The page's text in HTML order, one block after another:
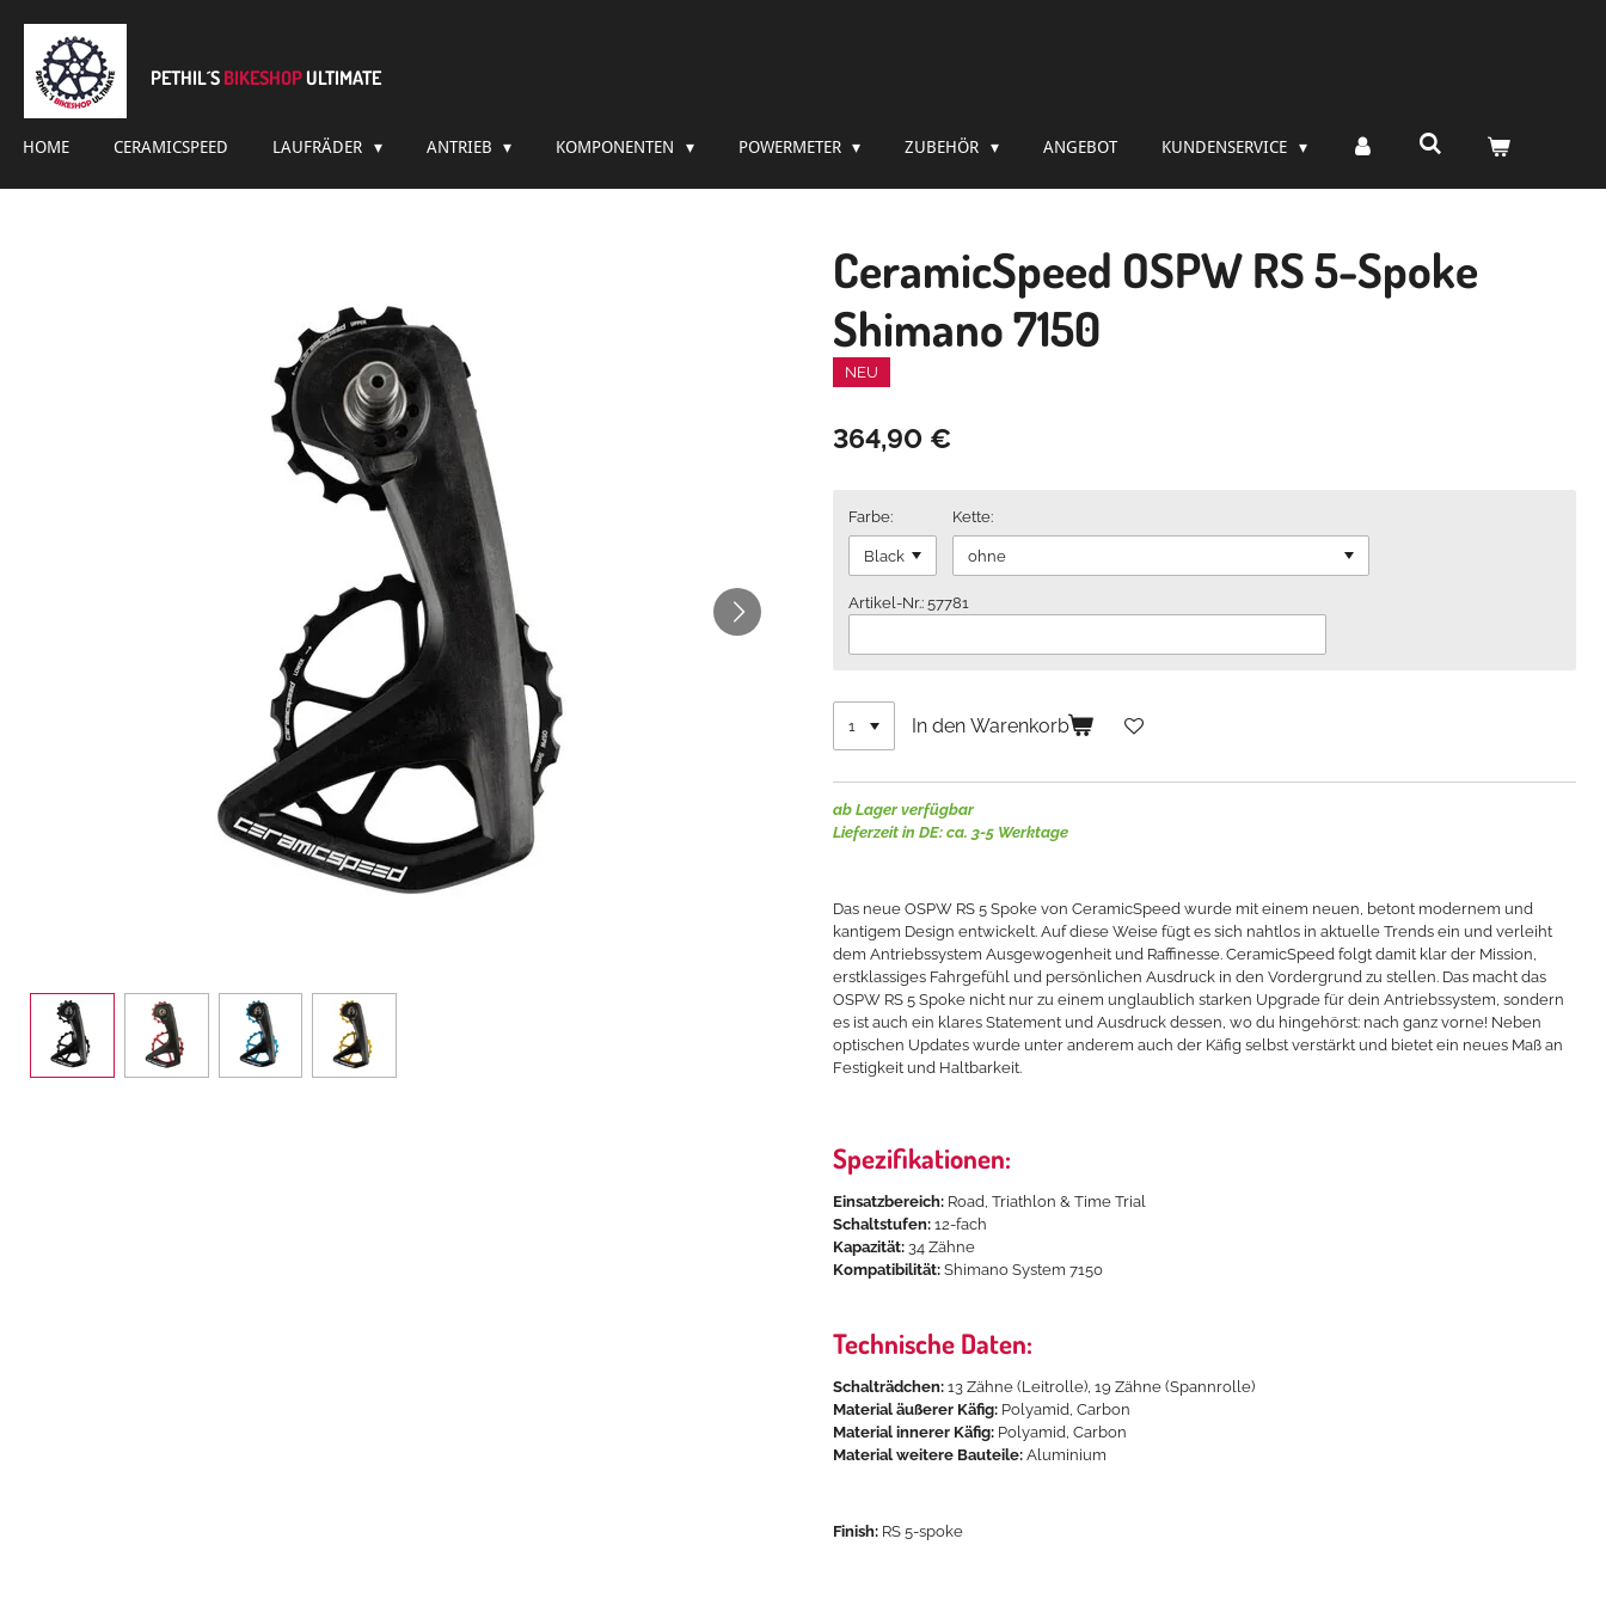
Zum
Hauptinhalt
springen
PETHIL´S BIKESHOP ULTIMATE
HOME CERAMICSPEED LAUFRÄDER ANTRIEB KOMPONENTEN POWERMETER ZUBEHÖR ANGEBOT KUNDENSERVICE
CeramicSpeed OSPW RS 5-Spoke
Shimano 7150
NEU
364,90 €
Farbe: Kette:
Artikel-Nr.: 57781
In den Warenkorb
ab Lager verfügbar
Lieferzeit in DE: ca. 3-5 Werktage
Das neue OSPW RS 5 Spoke von CeramicSpeed wurde mit einem neuen, betont modernem und
kantigem Design entwickelt. Auf diese Weise fügt es sich nahtlos in aktuelle Trends ein und verleiht
dem Antriebssystem Ausgewogenheit und Raffinesse. CeramicSpeed folgt damit klar der Mission,
erstklassiges Fahrgefühl und persönlichen Ausdruck in den Vordergrund zu stellen. Das macht das
OSPW RS 5 Spoke nicht nur zu einem unglaublich starken Upgrade für dein Antriebssystem, sondern
es ist auch ein klares Statement und Ausdruck dessen, wo du hingehörst: nach ganz vorne! Neben
optischen Updates wurde unter anderem auch der Käfig selbst verstärkt und bietet ein neues Maß an
Festigkeit und Haltbarkeit.
Spezifikationen:
Einsatzbereich: Road, Triathlon & Time Trial
Schaltstufen: 12-fach
Kapazität: 34 Zähne
Kompatibilität: Shimano System 7150
Technische Daten:
Schalträdchen: 13 Zähne (Leitrolle), 19 Zähne (Spannrolle)
Material äußerer Käfig: Polyamid, Carbon
Material innerer Käfig: Polyamid, Carbon
Material weitere Bauteile: Aluminium
Finish: RS 5-spoke